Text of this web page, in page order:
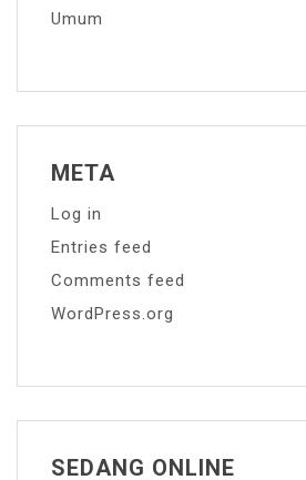
Umum
META
Log in
Entries feed
Comments feed
WordPress.org
SEDANG ONLINE